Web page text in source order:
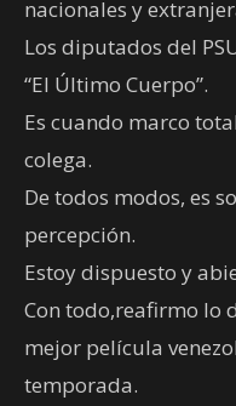
nacionales y
Los diputados del
“El Último Cuerpo”.
Es cuando marco
colega.
De todos modos, es
percepción.
Estoy dispuesto y
Con todo,reafirmo lo
mejor película
temporada.